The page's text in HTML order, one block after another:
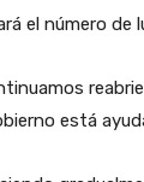
el número
está